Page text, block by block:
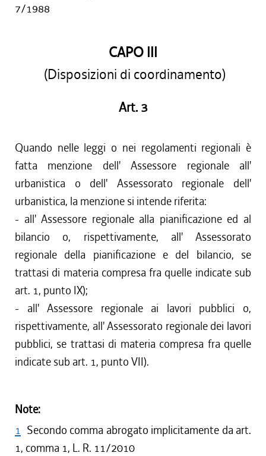
7/1988
CAPO III
(Disposizioni di coordinamento)
Art. 3
Quando nelle leggi o nei regolamenti regionali è
fatta menzione dell' Assessore regionale all'
urbanistica o dell' Assessorato regionale dell'
urbanistica, la menzione si intende riferita:
- all' Assessore regionale alla pianificazione ed al
bilancio o, rispettivamente, all' Assessorato
regionale della pianificazione e del bilancio, se
trattasi di materia compresa fra quelle indicate sub
art. 1, punto IX);
- all' Assessore regionale ai lavori pubblici o,
rispettivamente, all' Assessorato regionale dei lavori
pubblici, se trattasi di materia compresa fra quelle
indicate sub art. 1, punto VII).
Note:
1 Secondo comma abrogato implicitamente da art.
1, comma 1, L. R. 11/2010